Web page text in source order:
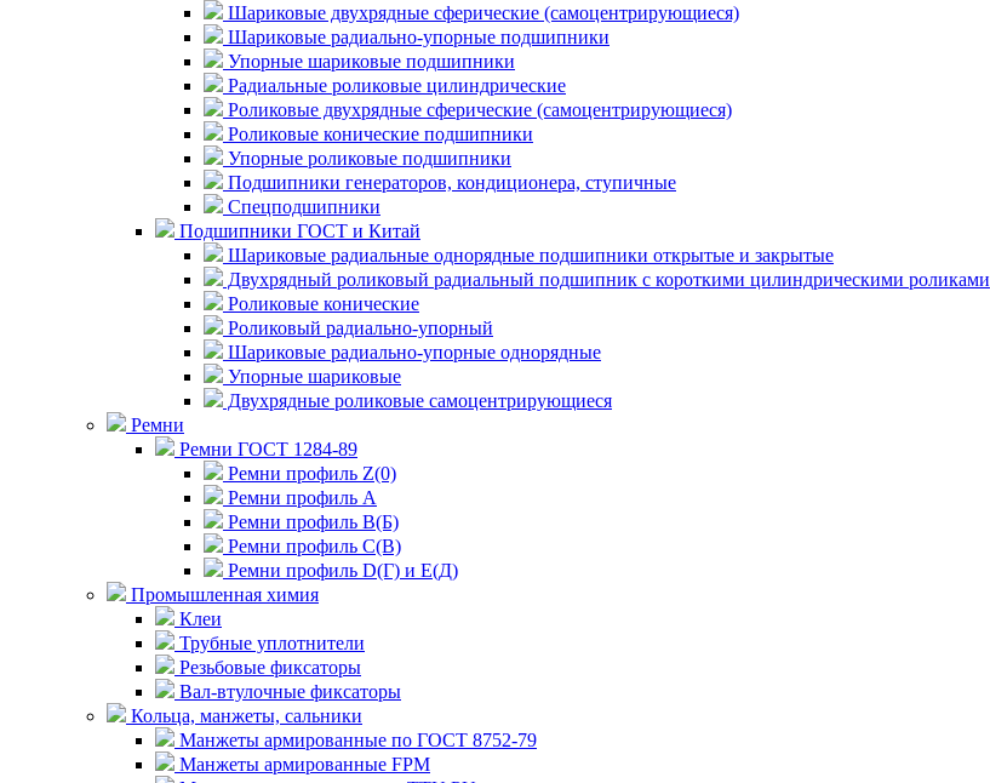
Шариковые двухрядные сферические (самоцентрирующиеся)
Шариковые радиально-упорные подшипники
Упорные шариковые подшипники
Радиальные роликовые цилиндрические
Роликовые двухрядные сферические (самоцентрирующиеся)
Роликовые конические подшипники
Упорные роликовые подшипники
Подшипники генераторов, кондиционера, ступичные
Спецподшипники
Подшипники ГОСТ и Китай
Шариковые радиальные однорядные подшипники открытые и закрытые
Двухрядный роликовый радиальный подшипник с короткими цилиндрическими роликами
Роликовые конические
Роликовый радиально-упорный
Шариковые радиально-упорные однорядные
Упорные шариковые
Двухрядные роликовые самоцентрирующиеся
Ремни
Ремни ГОСТ 1284-89
Ремни профиль Z(0)
Ремни профиль А
Ремни профиль В(Б)
Ремни профиль С(В)
Ремни профиль D(Г) и E(Д)
Промышленная химия
Клеи
Трубные уплотнители
Резьбовые фиксаторы
Вал-втулочные фиксаторы
Кольца, манжеты, сальники
Манжеты армированные по ГОСТ 8752-79
Манжеты армированные FPM